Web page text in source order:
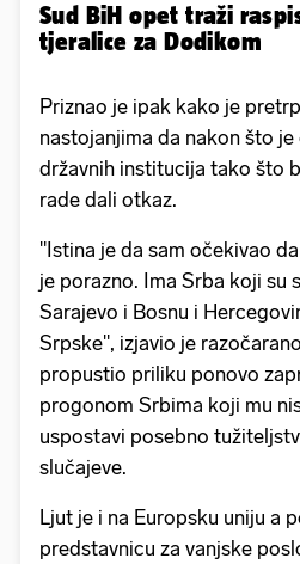
Sud BiH opet traži
tjeralice za Dodikom
Priznao je ipak kako je
nastojanjima da nakon što
državnih institucija tako što
rade dali otkaz.
"Istina je da sam očekivao
je porazno. Ima Srba koji su
Sarajevo i Bosnu i
Srpske", izjavio je
propustio priliku ponovo
progonom Srbima koji mu
uspostavi posebno
slučajeve.
Ljut je i na Europsku uniju a
predstavnicu za vanjske